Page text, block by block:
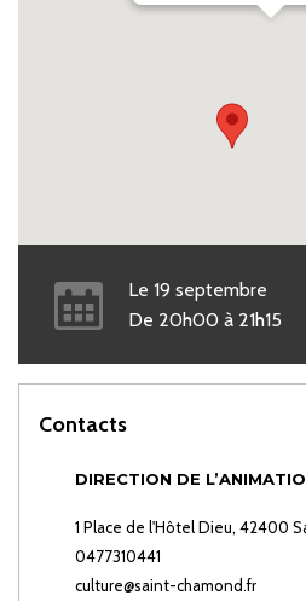
Le 19 septembre
De 20h00 à 21h15
Contacts
DIRECTION DE
1 Place de l'Hôtel Dieu, 42400
0477310441
culture@saint-chamond.fr